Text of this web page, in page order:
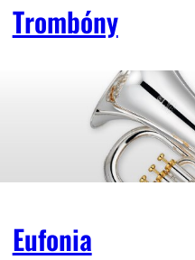
Trombóny
Eufonia